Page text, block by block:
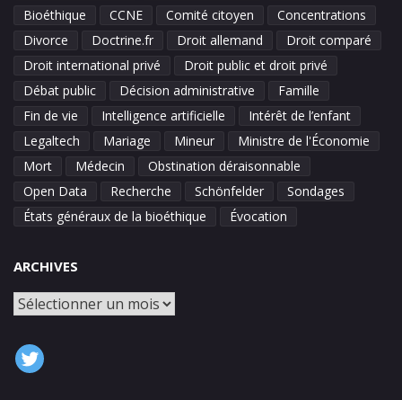
Bioéthique
CCNE Comité citoyen
Concentrations
Divorce
Doctrine.fr Droit allemand
Droit comparé
Droit international privé
Droit public et droit privé
Débat public
Décision administrative
Famille
Fin de vie
Intelligence artificielle
Intérêt de l’enfant
Legaltech
Mariage Mineur
Ministre de l'Économie
Mort
Médecin
Obstination déraisonnable
Open Data
Recherche Schönfelder
Sondages
États généraux de la bioéthique
Évocation
ARCHIVES
Archives